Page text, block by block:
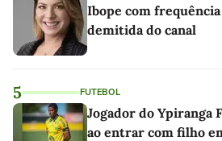
Ibope com frequência
demitida do canal
5 FUTEBOL
Jogador do Ypiranga
ao entrar com filho